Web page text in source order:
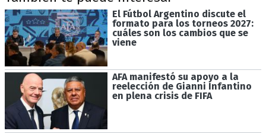
El Fútbol Argentino discute el
formato para los torneos 2027:
cuáles son los cambios que se
viene
AFA manifestó su apoyo a la
reelección de Gianni Infantino
en plena crisis de FIFA